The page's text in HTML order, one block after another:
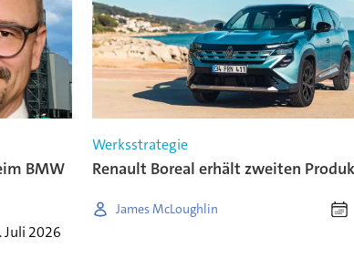
BMW
Juli 2026
Werksstrategie
Renault Boreal erhält zweiten
James McLoughlin